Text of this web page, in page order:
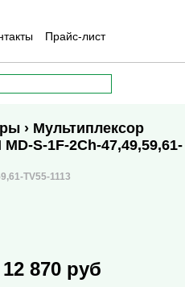
Прайс-лист
› Мультиплексор
S-1F-2Ch-47,49,59,61-
TV55-1113
12 870 руб